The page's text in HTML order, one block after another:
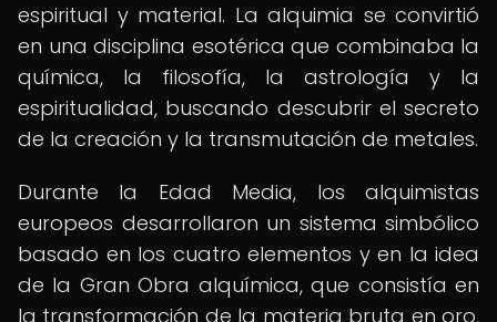
espiritual y material. La alquimia se convirtió
en una disciplina esotérica que combinaba la
química, la filosofía, la astrología y la
espiritualidad, buscando descubrir el secreto
de la creación y la transmutación de metales.
Durante la Edad Media, los alquimistas
europeos desarrollaron un sistema simbólico
basado en los cuatro elementos y en la idea
de la Gran Obra alquímica, que consistía en
la transformación de la materia bruta en oro,